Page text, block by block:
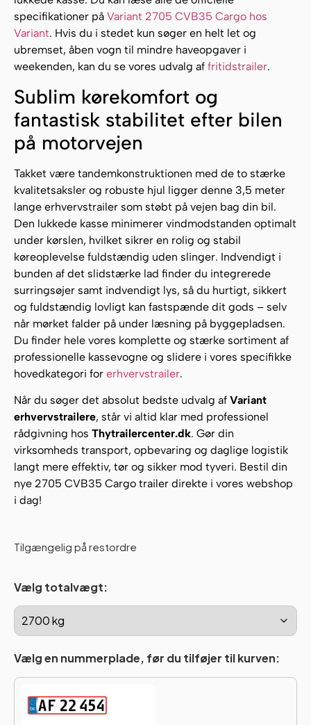
specifikationer på Variant 2705 CVB35 Cargo hos
Variant. Hvis du i stedet kun søger en helt let og
ubremset, åben vogn til mindre haveopgaver i
weekenden, kan du se vores udvalg af fritidstrailer.
Sublim kørekomfort og
fantastisk stabilitet efter bilen
på motorvejen
Takket være tandemkonstruktionen med de to stærke
kvalitetsaksler og robuste hjul ligger denne 3,5 meter
lange erhvervstrailer som støbt på vejen bag din bil.
Den lukkede kasse minimerer vindmodstanden optimalt
under kørslen, hvilket sikrer en rolig og stabil
køreoplevelse fuldstændig uden slinger. Indvendigt i
bunden af det slidstærke lad finder du integrerede
surringsøjer samt indvendigt lys, så du hurtigt, sikkert
og fuldstændig lovligt kan fastspænde dit gods – selv
når mørket falder på under læsning på byggepladsen.
Du finder hele vores komplette og stærke sortiment af
professionelle kassevogne og slidere i vores specifikke
hovedkategori for erhvervstrailer.
Når du søger det absolut bedste udvalg af Variant
erhvervstrailere, står vi altid klar med professionel
rådgivning hos Thytrailercenter.dk. Gør din
virksomheds transport, opbevaring og daglige logistik
langt mere effektiv, tør og sikker mod tyveri. Bestil din
nye 2705 CVB35 Cargo trailer direkte i vores webshop
i dag!
Tilgængelig på restordre
Vælg totalvægt:
Vælg en nummerplade, før du tilføjer til kurven: